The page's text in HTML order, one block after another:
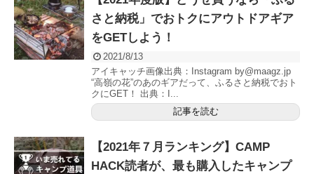
さと納税」でおトクにアウトドアギア
をGETしよう！
2021/8/13
アイキャッチ画像出典：Instagram by@maagz.jp
“高嶺の花”のあのギアだって、ふるさと納税でおト
クにGET！ 出典：I...
記事を読む
【2021年７月ランキング】CAMP
HACK読者が、最も購入したキャンプ